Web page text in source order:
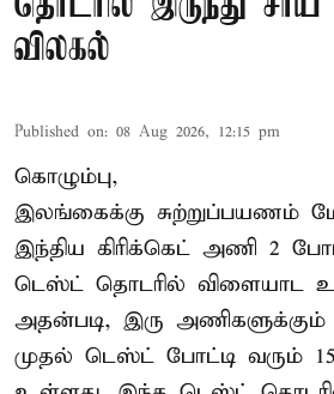
விலகல்
Published on: 08 Aug 2026, 12:15 pm
கொழும்பு,
இலங்கைக்கு சுற்றுப்பயணம்
இந்திய கிரிக்கெட் அணி 2
டெஸ்ட் தொடரில் விளையாட
அதன்படி, இரு
முதல் டெஸ்ட் போட்டி வரும்